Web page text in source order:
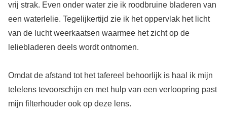
vrij strak. Even onder water zie ik roodbruine bladeren van
een waterlelie. Tegelijkertijd zie ik het oppervlak het licht
van de lucht weerkaatsen waarmee het zicht op de
leliebladeren deels wordt ontnomen.
Omdat de afstand tot het tafereel behoorlijk is haal ik mijn
telelens tevoorschijn en met hulp van een verloopring past
mijn filterhouder ook op deze lens.